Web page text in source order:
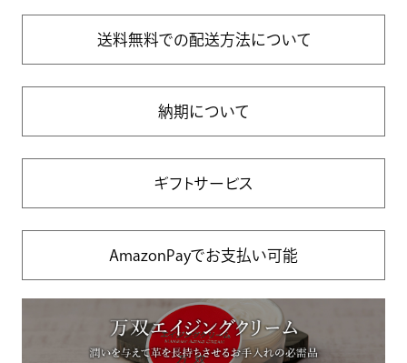
送料無料での配送方法について
納期について
ギフトサービス
AmazonPayでお支払い可能